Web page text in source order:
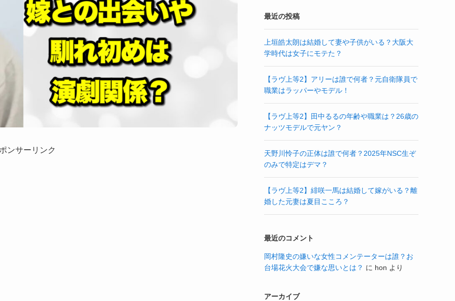
ンサーリンク
最近の投稿
上垣皓太朗は結婚して妻や子供がいる？大阪大
学時代は女子にモテた？
【ラヴ上等2】アリーは誰で何者？元自衛隊員で
職業はラッパーやモデル！
【ラヴ上等2】田中るるの年齢や職業は？26歳の
ナッツモデルで元ヤン？
天野川怜子の正体は誰で何者？2025年NSC生ぞ
のみで特定はデマ？
【ラヴ上等2】緋咲一馬は結婚して嫁がいる？離
婚した元妻は夏目こころ？
最近のコメント
岡村隆史の嫌いな女性コメンテーターは誰？お
台場花火大会で嫌な思いとは？ に hon より
アーカイブ